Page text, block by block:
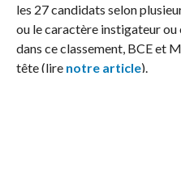
les 27 candidats selon
ou le caractère instigateur ou
dans ce classement, BCE et
tête (lire notre article).